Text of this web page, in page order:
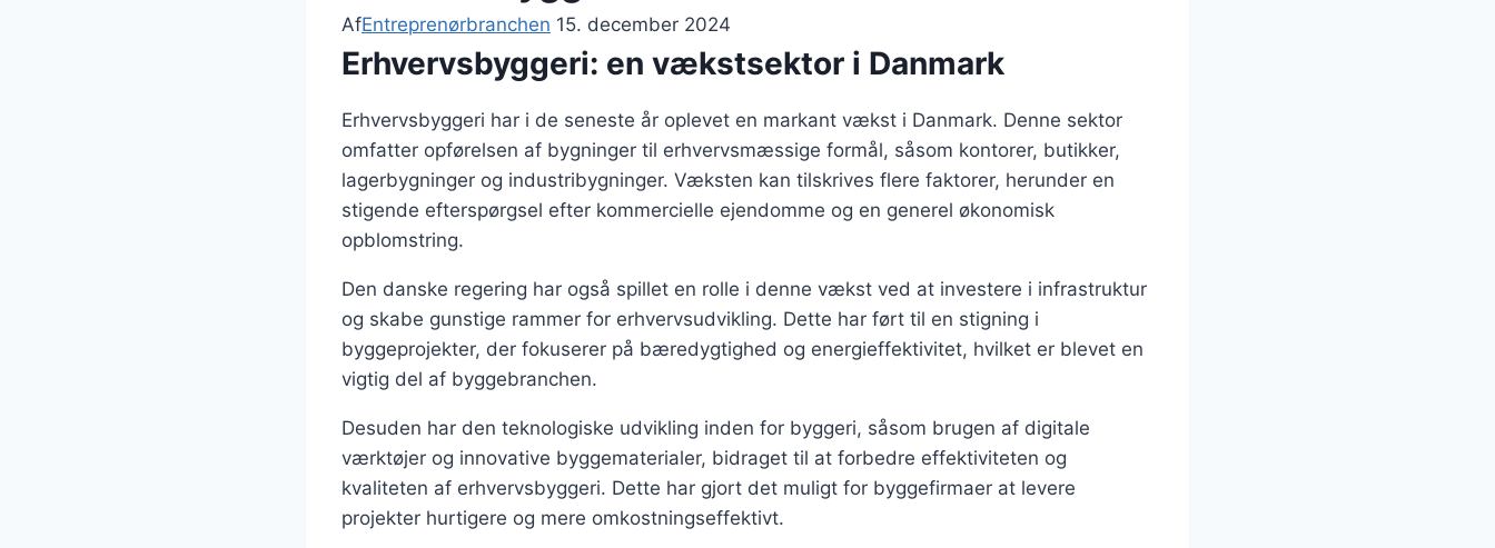
AfEntreprenørbranchen 15. december 2024
Erhvervsbyggeri: en vækstsektor i Danmark
Erhvervsbyggeri har i de seneste år oplevet en markant vækst i Danmark. Denne sektor
omfatter opførelsen af bygninger til erhvervsmæssige formål, såsom kontorer, butikker,
lagerbygninger og industribygninger. Væksten kan tilskrives flere faktorer, herunder en
stigende efterspørgsel efter kommercielle ejendomme og en generel økonomisk
opblomstring.
Den danske regering har også spillet en rolle i denne vækst ved at investere i infrastruktur
og skabe gunstige rammer for erhvervsudvikling. Dette har ført til en stigning i
byggeprojekter, der fokuserer på bæredygtighed og energieffektivitet, hvilket er blevet en
vigtig del af byggebranchen.
Desuden har den teknologiske udvikling inden for byggeri, såsom brugen af digitale
værktøjer og innovative byggematerialer, bidraget til at forbedre effektiviteten og
kvaliteten af erhvervsbyggeri. Dette har gjort det muligt for byggefirmaer at levere
projekter hurtigere og mere omkostningseffektivt.